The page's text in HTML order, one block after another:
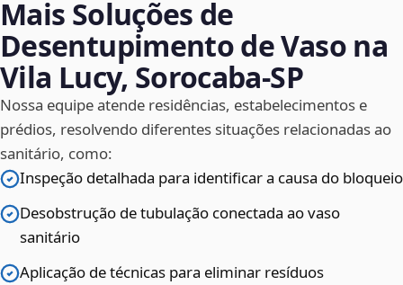
Mais Soluções de
Desentupimento de Vaso na
Vila Lucy, Sorocaba‑SP
Nossa equipe atende residências, estabelecimentos e
prédios, resolvendo diferentes situações relacionadas ao
sanitário, como:
Inspeção detalhada para identificar a causa do bloqueio
Desobstrução de tubulação conectada ao vaso
sanitário
Aplicação de técnicas para eliminar resíduos